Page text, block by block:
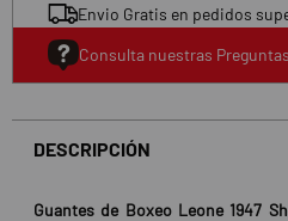
Envio Gratis en pedidos
Consulta nuestras
DESCRIPCIÓN
Guantes de Boxeo Leone 1947